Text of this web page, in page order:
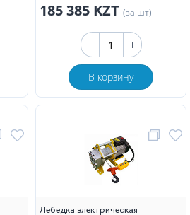
185 385 KZT (за шт)
В корзину
Лебедка электрическая